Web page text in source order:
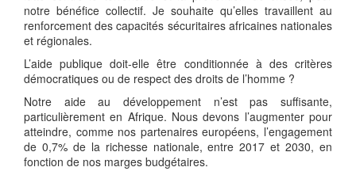
notre bénéfice collectif. Je souhaite qu’elles travaillent au
renforcement des capacités sécuritaires africaines nationales
et régionales.
L’aide publique doit-elle être conditionnée à des critères
démocratiques ou de respect des droits de l’homme ?
Notre aide au développement n’est pas suffisante,
particulièrement en Afrique. Nous devons l’augmenter pour
atteindre, comme nos partenaires européens, l’engagement
de 0,7% de la richesse nationale, entre 2017 et 2030, en
fonction de nos marges budgétaires.